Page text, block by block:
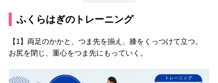
ふくらはぎのトレーニング
【1】両足のかかと、つま先を揃え、膝をくっつけて立つ。
お尻を閉じ、重心をつま先にもっていく。